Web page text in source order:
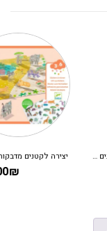
יצירה לקטנים מדבקות תלת מימד – מדבקות רב פעמיות סוואנה DJECO